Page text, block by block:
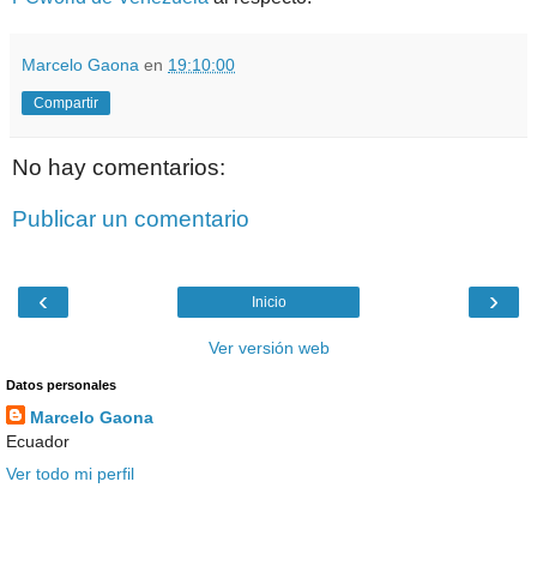
Marcelo Gaona en 19:10:00
Compartir
No hay comentarios:
Publicar un comentario
‹ ›
Inicio
Ver versión web
Datos personales
Marcelo Gaona
Ecuador
Ver todo mi perfil